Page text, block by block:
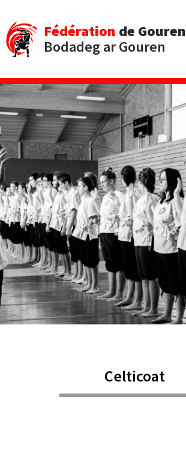
Fédération de Gouren
Bodadeg ar Gouren
Celticoat